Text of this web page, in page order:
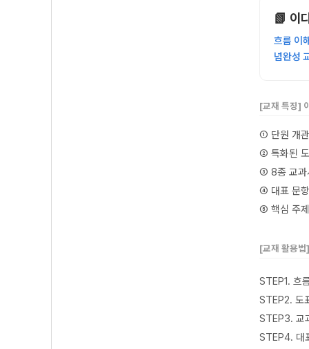
📗 이
흐름 이
념완성
[교재 특징]
① 단원 개관
② 특화된
③ 8종 교과
④ 대표 문
⑤ 핵심 주
[교재 활용법
STEP1. 흐
STEP2. 도
STEP3. 교
STEP4. 대